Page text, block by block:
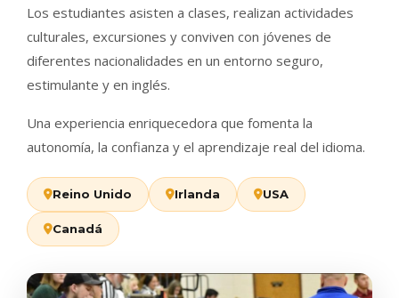
Los estudiantes asisten a clases, realizan actividades
culturales, excursiones y conviven con jóvenes de
diferentes nacionalidades en un entorno seguro,
estimulante y en inglés.
Una experiencia enriquecedora que fomenta la
autonomía, la confianza y el aprendizaje real del idioma.
Reino Unido Irlanda USA
Canadá